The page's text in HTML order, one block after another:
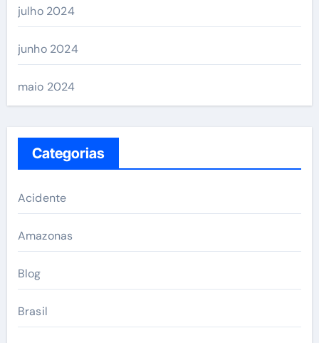
julho 2024
junho 2024
maio 2024
Categorias
Acidente
Amazonas
Blog
Brasil